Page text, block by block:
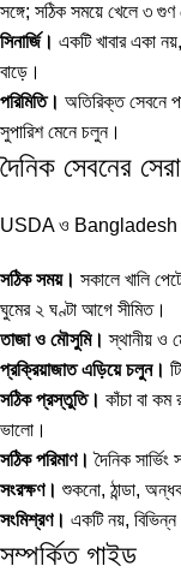
সঙ্গে; সঠিক সময়ে খেলে ৩ গুণ
সিনার্জি। একটি খাবার একা
বাড়ে।
পরিমিতি। অতিরিক্ত সেবনে
সুপারিশ মেনে চলুন।
দৈনিক সেবনের
USDA ও Bangladesh
সঠিক সময়। সকালে খালি
ঘুমের ২ ঘণ্টা আগে সীমিত।
তাজা ও মৌসুমি। স্থানীয় ও
প্রক্রিয়াজাত এড়িয়ে চলুন।
সঠিক প্রস্তুতি। কাঁচা বা কম
ভালো।
সঠিক পরিমাণ। দৈনিক
সংরক্ষণ। শুকনো, ঠান্ডা,
সংমিশ্রণ। একটি নয়, বিভিন্ন
সম্পর্কিত গাইড